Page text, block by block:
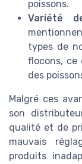
poissons.
Variété
types de
flocons, ce
des
Malgré ces
son
qualité et de
mauvais
produits